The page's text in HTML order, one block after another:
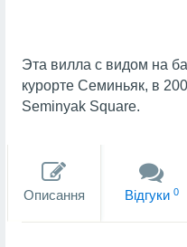
Эта вилла с видом на
курорте Семиньяк, в
Seminyak Square.
Описання Вiдгуки 0